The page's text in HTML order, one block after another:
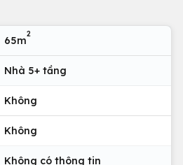
65m
2
Nhà 5+ tầng
Không
Không
Không có thông tin